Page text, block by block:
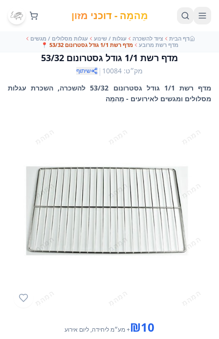
מֵהמֵה - דוכני מזון
דף הבית ציוד להשכרה עגלות / שינוע
עגלות מסלולים / מגשים
מדף רשת מרובע
מדף רשת 1/1 גודל גסטרונום 53/32 📍
מדף רשת 1/1 גודל גסטרונום 53/32
מק״ט:
10084
| שיתוף
מדף רשת 1/1 גודל גסטרונום 53/32 להשכרה, השכרת עגלות
מסלולים ומגשים לאירועים - מֵהמֵה
₪10 + מע״מליחידה, ליום אירוע